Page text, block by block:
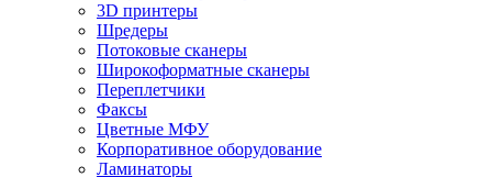
3D принтеры
Шредеры
Потоковые сканеры
Широкоформатные сканеры
Переплетчики
Факсы
Цветные МФУ
Корпоративное оборудование
Ламинаторы